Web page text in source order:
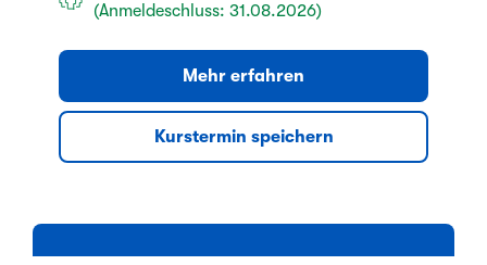
(Anmeldeschluss: 31.08.2026)
Mehr erfahren
Kurstermin speichern